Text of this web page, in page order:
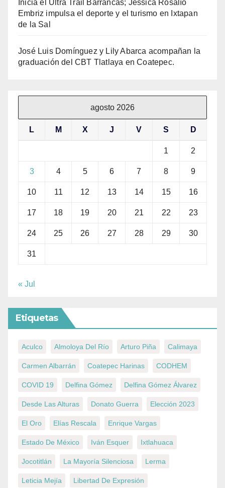
Inicia el Ultra Trail Barrancas; Jessica Rosalío
Embriz impulsa el deporte y el turismo en Ixtapan
de la Sal
José Luis Domínguez y Lily Abarca acompañan la
graduación del CBT Tlatlaya en Coatepec.
agosto 2026
L M X J V S D
1 2
3 4 5 6 7 8 9
10 11 12 13 14 15 16
17 18 19 20 21 22 23
24 25 26 27 28 29 30
31
« Jul
Etiquetas
Aculco Almoloya Del Río Arturo Piña Calimaya
Carmen Albarrán Coatepec Harinas CODHEM
COVID 19 Delfina Gómez Delfina Gómez Álvarez
Desde Las Alturas Donato Guerra Elección 2023
El Oro Elías Rescala Enrique Vargas
Estado De México Iván Esquer Ixtlahuaca
Jocotitlán La Mayoría Silenciosa Lerma
Leticia Mejía Libertad De Expresión